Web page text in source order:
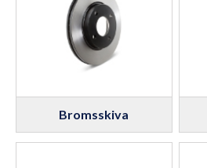
Bromsskiva